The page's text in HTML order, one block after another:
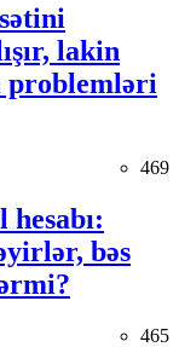
lakin
problemləri
469
bəs
465